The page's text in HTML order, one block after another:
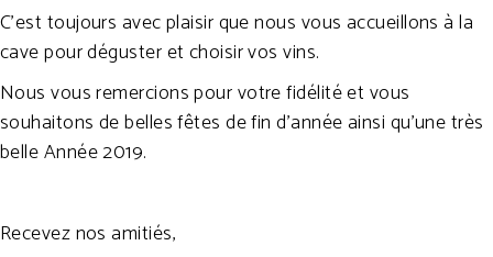
C’est toujours avec plaisir que nous vous accueillons à la
cave pour déguster et choisir vos vins.
Nous vous remercions pour votre fidélité et vous
souhaitons de belles fêtes de fin d’année ainsi qu’une très
belle Année 2019.
Recevez nos amitiés,